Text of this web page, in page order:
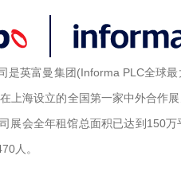
是英富曼集团(Informa PLC全球
上海设立的全国第一家中外合作
展会全年租馆总面积已达到150
人。